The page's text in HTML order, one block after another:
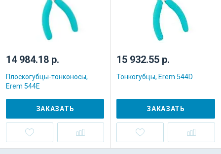
14 984.18 р.
Плоскогубцы-тонконосы,
Erem 544E
ЗАКАЗАТЬ
15 932.55 р.
Тонкогубцы, Erem 544D
ЗАКАЗАТЬ